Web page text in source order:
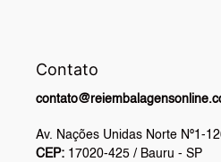
Contato
Av. Nações Unidas Norte Nº1-
CEP: 17020-425 / Bauru - SP